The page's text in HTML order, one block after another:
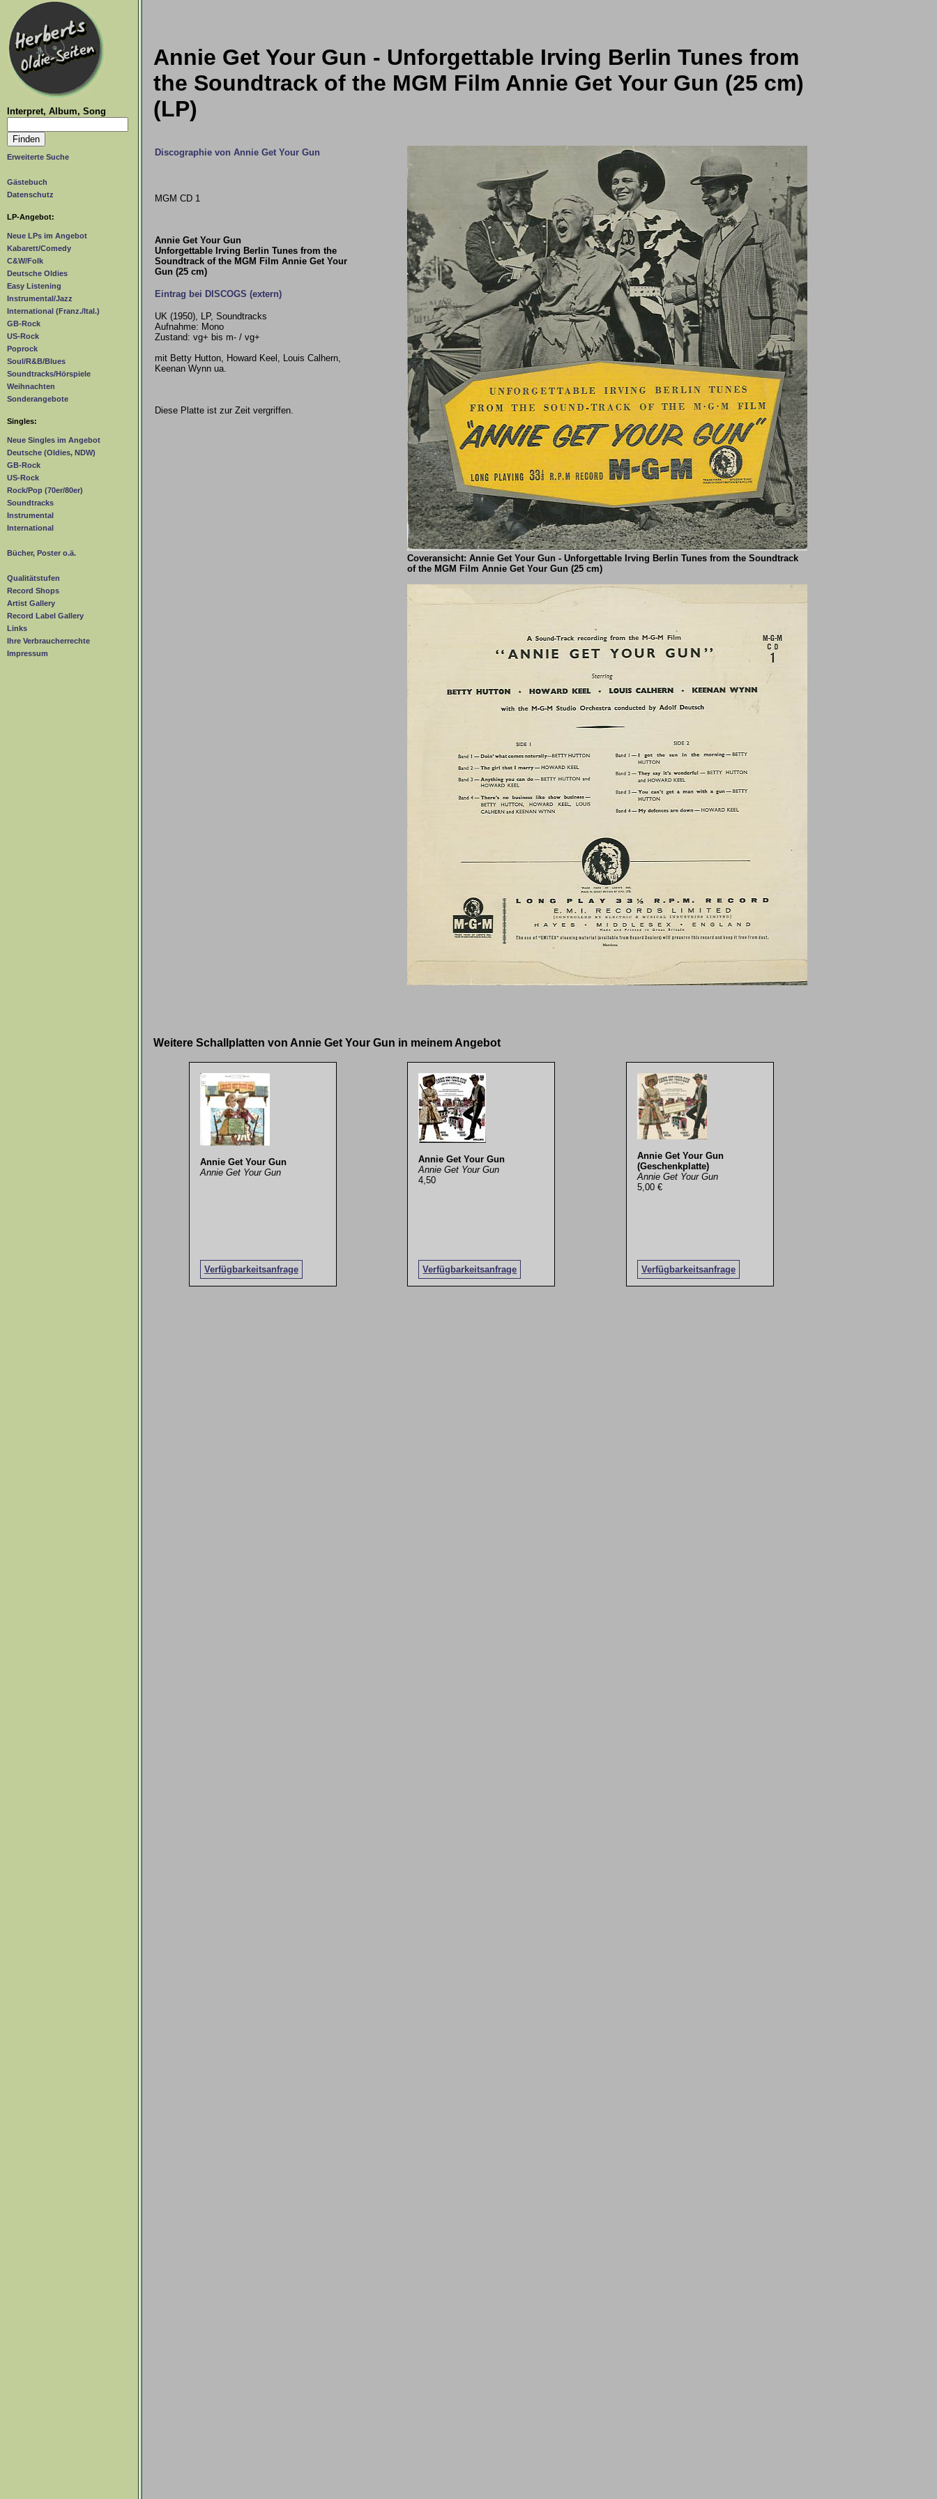
Interpret, Album, Song
Erweiterte Suche
Gästebuch
Datenschutz
LP-Angebot:
Neue LPs im Angebot
Kabarett/Comedy
C&W/Folk
Deutsche Oldies
Easy Listening
Instrumental/Jazz
International (Franz./Ital.)
GB-Rock
US-Rock
Poprock
Soul/R&B/Blues
Soundtracks/Hörspiele
Weihnachten
Sonderangebote
Singles:
Neue Singles im Angebot
Deutsche (Oldies, NDW)
GB-Rock
US-Rock
Rock/Pop (70er/80er)
Soundtracks
Instrumental
International
Bücher, Poster o.ä.
Qualitätstufen
Record Shops
Artist Gallery
Record Label Gallery
Links
Ihre Verbraucherrechte
Impressum
Annie Get Your Gun - Unforgettable Irving Berlin Tunes from
the Soundtrack of the MGM Film Annie Get Your Gun (25 cm)
(LP)
Discographie von Annie Get Your Gun
MGM CD 1
Annie Get Your Gun
Unforgettable Irving Berlin Tunes from the
Soundtrack of the MGM Film Annie Get Your
Gun (25 cm)
Eintrag bei DISCOGS (extern)
UK (1950), LP, Soundtracks
Aufnahme: Mono
Zustand: vg+ bis m- / vg+
mit Betty Hutton, Howard Keel, Louis Calhern,
Keenan Wynn ua.
Diese Platte ist zur Zeit vergriffen.
Coveransicht: Annie Get Your Gun - Unforgettable Irving Berlin Tunes from the Soundtrack
of the MGM Film Annie Get Your Gun (25 cm)
Weitere Schallplatten von Annie Get Your Gun in meinem Angebot
Annie Get Your Gun
Annie Get Your Gun
Verfügbarkeitsanfrage
Annie Get Your Gun
Annie Get Your Gun
4,50
Verfügbarkeitsanfrage
Annie Get Your Gun
(Geschenkplatte)
Annie Get Your Gun
5,00 €
Verfügbarkeitsanfrage